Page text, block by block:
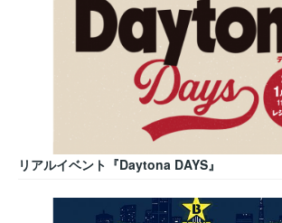
リアルイベント『Daytona DAYS』